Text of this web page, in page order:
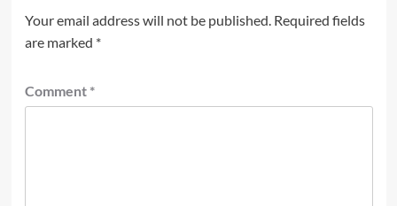
Your email address will not be published. Required fields
are marked *
Comment *